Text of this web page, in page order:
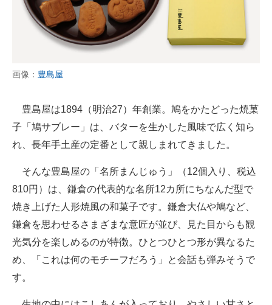
画像： 豊島屋
豊島屋は1894（明治27）年創業。鳩をかたどった焼菓
子「鳩サブレー」は、バターを生かした風味で広く知ら
れ、長年手土産の定番として親しまれてきました。
そんな豊島屋の「名所まんじゅう」（12個入り、税込
810円）は、鎌倉の代表的な名所12カ所にちなんだ型で
焼き上げた人形焼風の和菓子です。鎌倉大仏や鳩など、
鎌倉を思わせるさまざまな意匠が並び、見た目からも観
光気分を楽しめるのが特徴。ひとつひとつ形が異なるた
め、「これは何のモチーフだろう」と会話も弾みそうで
す。